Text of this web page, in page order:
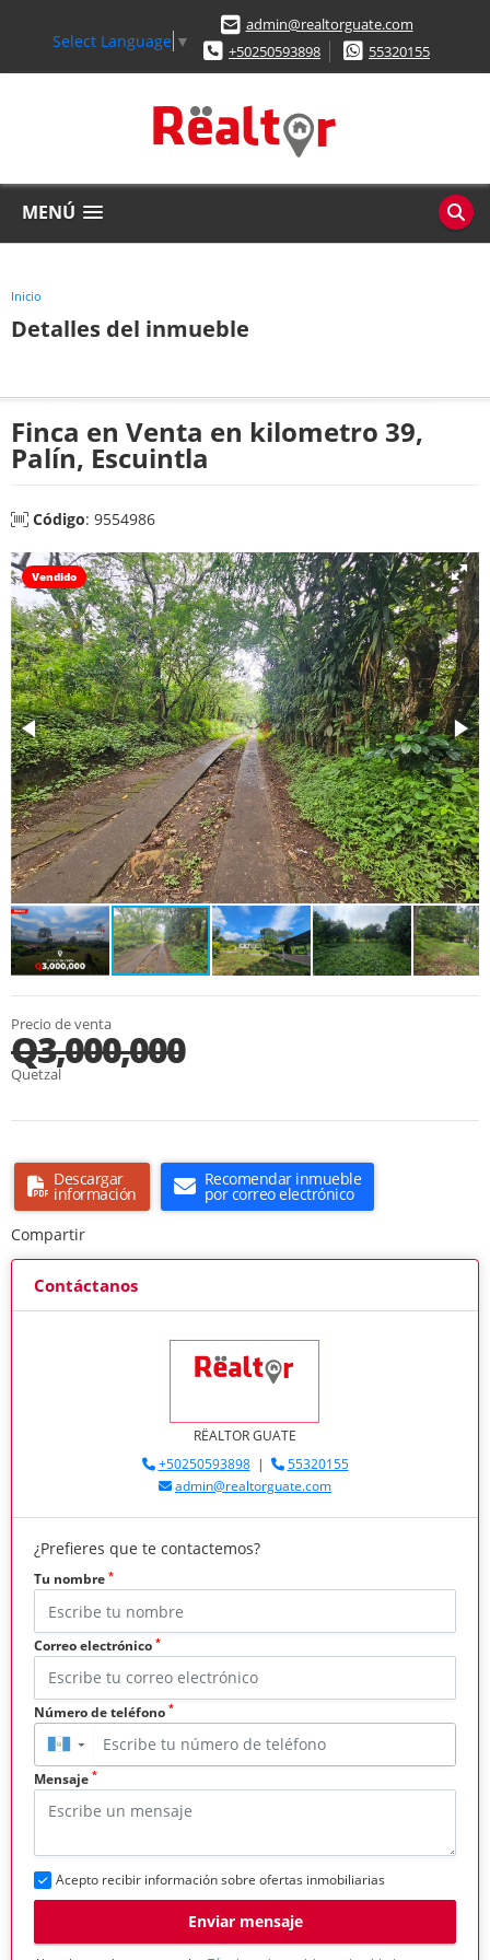
Select Language ▼
admin@realtorguate.com
+50250593898
55320155
MENÚ
Inicio
Detalles del inmueble
Finca en Venta en kilometro 39,
Palín, Escuintla
Código: 9554986
Vendido
Precio de venta
Q3,000,000
Quetzal
Descargar
información
Recomendar inmueble
por correo electrónico
Compartir
Contáctanos
RËALTOR GUATE
+50250593898|
55320155
admin@realtorguate.com
¿Prefieres que te contactemos?
Tu nombre *
Correo electrónico *
Número de teléfono *
▼
Mensaje *
Acepto recibir información sobre ofertas inmobiliarias
Enviar mensaje